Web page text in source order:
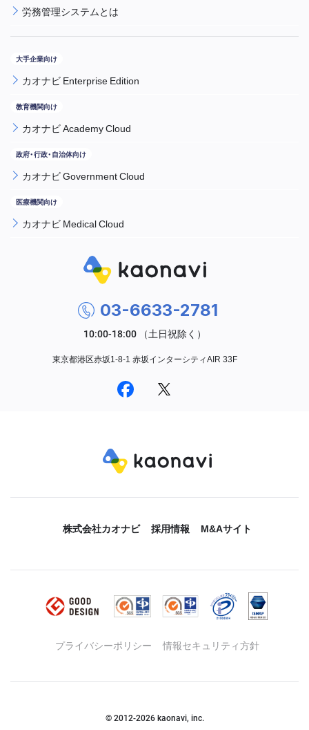
労務管理システムとは
カオナビ Enterprise Edition
カオナビ Academy Cloud
カオナビ Government Cloud
カオナビ Medical Cloud
03-6633-2781
東京都港区赤坂1-8-1 赤坂インターシティAIR 33F
株式会社カオナビ 採用情報 M&Aサイト
プライバシーポリシー 情報セキュリティ方針
© 2012-2026kaonavi, inc.